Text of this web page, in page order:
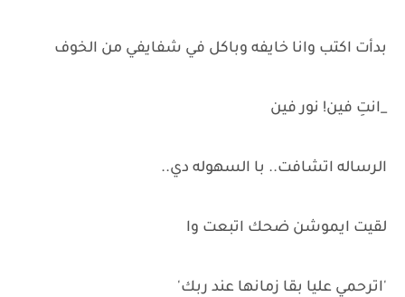
بدأت اكتب وانا خايفه وباكل في شفايفي من الخوف
_انتِ فين! نور فين
الرساله اتشافت.. با السهوله دي..
لقيت ايموشن ضحك اتبعت وا
'اترحمي عليا بقا زمانها عند ربك'